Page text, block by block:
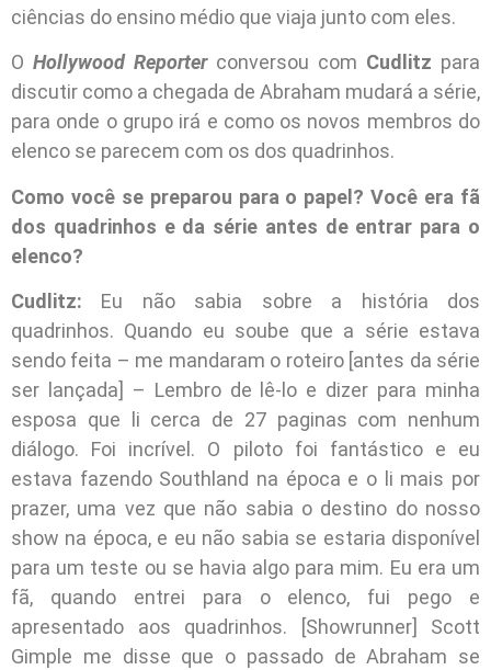
ciências do ensino médio que viaja junto com eles.
O Hollywood Reporterconversou com Cudlitz para
discutir como a chegada de Abraham mudará a série,
para onde o grupo irá e como os novos membros do
elenco se parecem com os dos quadrinhos.
Como você se preparou para o papel? Você era fã
dos quadrinhos e da série antes de entrar para o
elenco?
Cudlitz: Eu não sabia sobre a história dos
quadrinhos. Quando eu soube que a série estava
sendo feita – me mandaram o roteiro [antes da série
ser lançada] – Lembro de lê-lo e dizer para minha
esposa que li cerca de 27 paginas com nenhum
diálogo. Foi incrível. O piloto foi fantástico e eu
estava fazendo Southland na época e o li mais por
prazer, uma vez que não sabia o destino do nosso
show na época, e eu não sabia se estaria disponível
para um teste ou se havia algo para mim. Eu era um
fã, quando entrei para o elenco, fui pego e
apresentado aos quadrinhos. [Showrunner] Scott
Gimple me disse que o passado de Abraham se